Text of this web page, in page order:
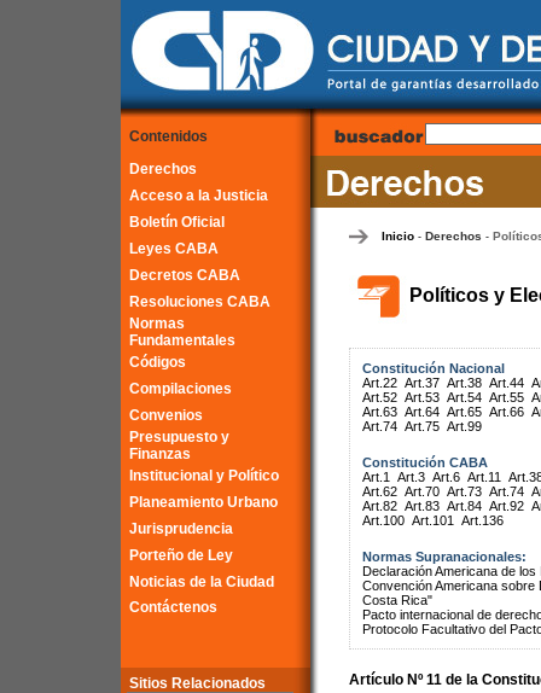
Contenidos
Derechos
Acceso a la Justicia
Boletín Oficial
Leyes CABA
Decretos CABA
Resoluciones CABA
Normas
Fundamentales
Códigos
Compilaciones
Convenios
Presupuesto y
Finanzas
Institucional y Político
Planeamiento Urbano
Jurisprudencia
Porteño de Ley
Noticias de la Ciudad
Contáctenos
Sitios Relacionados
Inicio- Derechos -
Políticos y
Constitución Nacional
Art.22 Art.37 Art.38 Art.44
Art.52 Art.53 Art.54 Art.55
Art.63 Art.64 Art.65 Art.66
Art.74 Art.75 Art.99
Constitución CABA
Art.1
Art.3 Art.6 Art.11
Art.62 Art.70 Art.73 Art.74
Art.82 Art.83 Art.84 Art.92
Art.100 Art.101 Art.136
Normas Supranacionales:
Declaración Americana de
Convención Americana
Costa Rica"
Pacto internacional de
Protocolo Facultativo del
Artículo Nº 11 de la